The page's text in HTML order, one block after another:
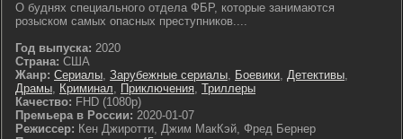
О буднях специального отдела ФБР, которые занимаются
розыском самых опасных преступников....
Год выпуска: 2020
Страна: США
Жанр: Сериалы, Зарубежные сериалы, Боевики, Детективы,
Драмы, Криминал, Приключения, Триллеры
Качество: FHD (1080p)
Премьера в России: 2020-01-07
Режиссер: Кен Джиротти, Джим МакКэй, Фред Бернер